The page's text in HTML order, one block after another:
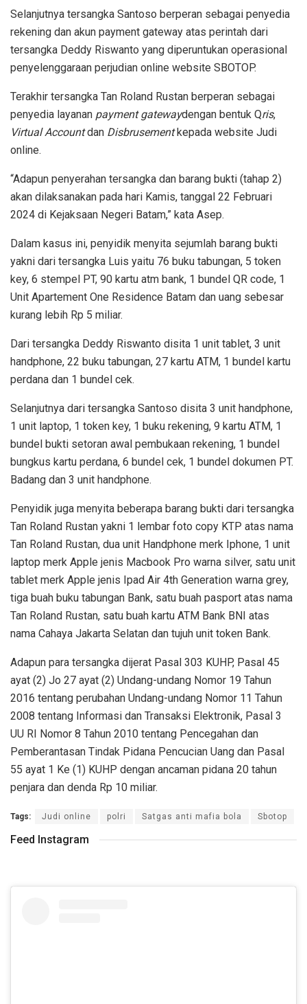
Selanjutnya tersangka Santoso berperan sebagai penyedia
rekening dan akun payment gateway atas perintah dari
tersangka Deddy Riswanto yang diperuntukan operasional
penyelenggaraan perjudian online website SBOTOP.
Terakhir tersangka Tan Roland Rustan berperan sebagai
penyedia layanan payment gatewaydengan bentuk Qris,
Virtual Accountdan Disbrusementkepada website Judi
online.
“Adapun penyerahan tersangka dan barang bukti (tahap 2)
akan dilaksanakan pada hari Kamis, tanggal 22 Februari
2024 di Kejaksaan Negeri Batam,” kata Asep.
Dalam kasus ini, penyidik menyita sejumlah barang bukti
yakni dari tersangka Luis yaitu 76 buku tabungan, 5 token
key, 6 stempel PT, 90 kartu atm bank, 1 bundel QR code, 1
Unit Apartement One Residence Batam dan uang sebesar
kurang lebih Rp 5 miliar.
Dari tersangka Deddy Riswanto disita 1 unit tablet, 3 unit
handphone, 22 buku tabungan, 27 kartu ATM, 1 bundel kartu
perdana dan 1 bundel cek.
Selanjutnya dari tersangka Santoso disita 3 unit handphone,
1 unit laptop, 1 token key, 1 buku rekening, 9 kartu ATM, 1
bundel bukti setoran awal pembukaan rekening, 1 bundel
bungkus kartu perdana, 6 bundel cek, 1 bundel dokumen PT.
Badang dan 3 unit handphone.
Penyidik juga menyita beberapa barang bukti dari tersangka
Tan Roland Rustan yakni 1 lembar foto copy KTP atas nama
Tan Roland Rustan, dua unit Handphone merk Iphone, 1 unit
laptop merk Apple jenis Macbook Pro warna silver, satu unit
tablet merk Apple jenis Ipad Air 4th Generation warna grey,
tiga buah buku tabungan Bank, satu buah pasport atas nama
Tan Roland Rustan, satu buah kartu ATM Bank BNI atas
nama Cahaya Jakarta Selatan dan tujuh unit token Bank.
Adapun para tersangka dijerat Pasal 303 KUHP, Pasal 45
ayat (2) Jo 27 ayat (2) Undang-undang Nomor 19 Tahun
2016 tentang perubahan Undang-undang Nomor 11 Tahun
2008 tentang Informasi dan Transaksi Elektronik, Pasal 3
UU RI Nomor 8 Tahun 2010 tentang Pencegahan dan
Pemberantasan Tindak Pidana Pencucian Uang dan Pasal
55 ayat 1 Ke (1) KUHP dengan ancaman pidana 20 tahun
penjara dan denda Rp 10 miliar.
Tags: Judi online polri Satgas anti mafia bola Sbotop
Feed Instagram